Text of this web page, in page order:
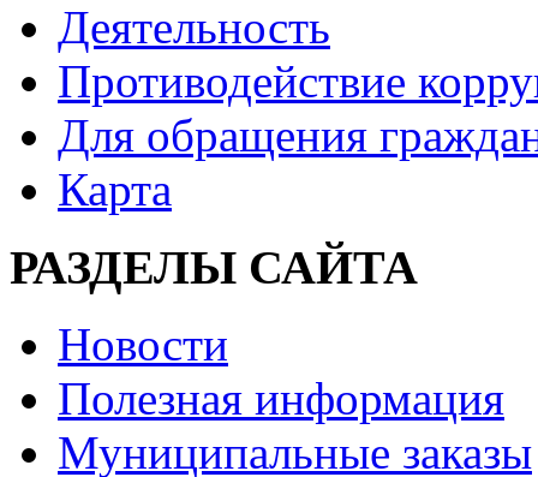
Деятельность
Противодействие
Для обращения
Карта
РАЗДЕЛЫ САЙТА
Новости
Полезная информация
Муниципальные заказы